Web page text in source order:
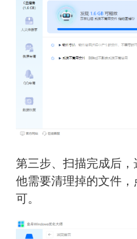
第三步、扫描完成后，
他需要清理掉的文件，
可。